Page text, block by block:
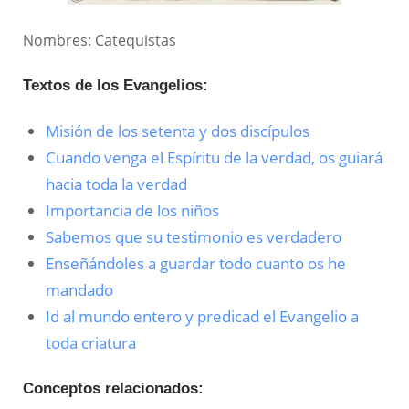
Nombres: Catequistas
Textos de los Evangelios:
Misión de los setenta y dos discípulos
Cuando venga el Espíritu de la verdad, os guiará
hacia toda la verdad
Importancia de los niños
Sabemos que su testimonio es verdadero
Enseñándoles a guardar todo cuanto os he
mandado
Id al mundo entero y predicad el Evangelio a
toda criatura
Conceptos relacionados: